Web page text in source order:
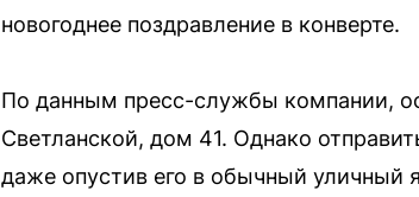
новогоднее поздравление в конверте.
По данным пресс-службы компании,
Светланской, дом 41. Однако
даже опустив его в обычный уличный